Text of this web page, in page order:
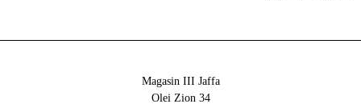
Magasin III Jaffa
34 Olei Zion